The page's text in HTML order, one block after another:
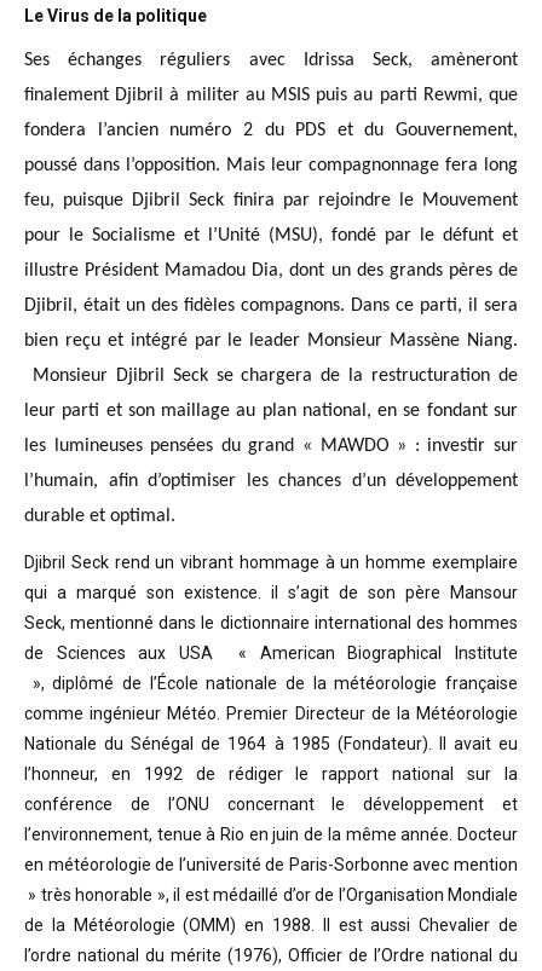
Le Virus de la politique
Ses échanges réguliers avec Idrissa Seck, amèneront
finalement Djibril à militer au MSIS puis au parti Rewmi, que
fondera l’ancien numéro 2 du PDS et du Gouvernement,
poussé dans l’opposition. Mais leur compagnonnage fera long
feu, puisque Djibril Seck finira par rejoindre le Mouvement
pour le Socialisme et l’Unité (MSU), fondé par le défunt et
illustre Président Mamadou Dia, dont un des grands pères de
Djibril, était un des fidèles compagnons. Dans ce parti, il sera
bien reçu et intégré par le leader Monsieur Massène Niang.
Monsieur Djibril Seck se chargera de la restructuration de
leur parti et son maillage au plan national, en se fondant sur
les lumineuses pensées du grand « MAWDO » : investir sur
l’humain, afin d’optimiser les chances d’un développement
durable et optimal.
Djibril Seck rend un vibrant hommage à un homme exemplaire
qui a marqué son existence. il s’agit de son père Mansour
Seck,mentionné dans le dictionnaire international des hommes
de Sciences aux USA « American Biographical Institute
», diplômé de l’École nationale de la météorologie française
comme ingénieur Météo. Premier Directeur de la Météorologie
Nationale du Sénégal de 1964 à 1985 (Fondateur). Il avait eu
l’honneur, en 1992 de rédiger le rapport national sur la
conférence de l’ONU concernant le développement et
l’environnement, tenue à Rio en juin de la même année.
Docteur
en météorologie de l’université de Paris-Sorbonne avec mention
» très honorable », il est médaillé d’or de l’Organisation Mondiale
de la Météorologie (OMM) en 1988. Il est aussi Chevalier de
l’ordre national du mérite (1976), Officier de l’Ordre national du